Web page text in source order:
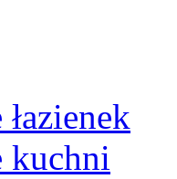
kuchni